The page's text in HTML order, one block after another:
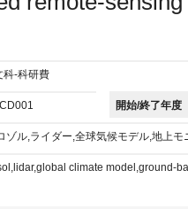
科-科研費
開始/終了年度
ゾル,ライダー,全球気候モデル,地上モ
climate model,ground-